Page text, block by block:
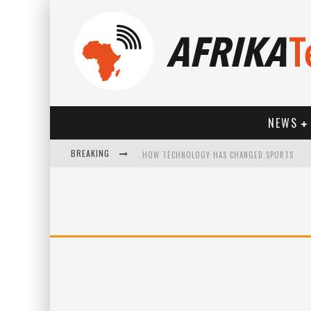
NEWS
BREAKING HOW TECHNOLOGY HAS CHANGED SPORTS